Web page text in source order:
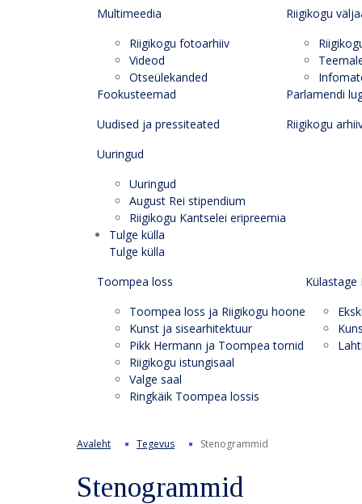
Multimeedia
Riigikogu fotoarhiiv
Videod
Otseülekanded
Fookusteemad
Uudised ja pressiteated
Uuringud
Uuringud
August Rei stipendium
Riigikogu Kantselei eripreemia
Riigikogu
Parlamendi
Riigikogu
Tulge külla
Tulge külla
Toompea loss
Toompea loss ja Riigikogu hoone
Kunst ja sisearhitektuur
Pikk Hermann ja Toompea tornid
Riigikogu istungisaal
Valge saal
Ringkäik Toompea lossis
Külastage
Avaleht Tegevus Stenogrammid
Stenogrammid